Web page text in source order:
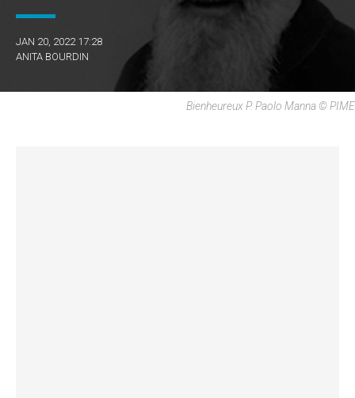
JAN 20, 2022 17:28
ANITA BOURDIN
Bienheureux P. Paolo Manna © PIME